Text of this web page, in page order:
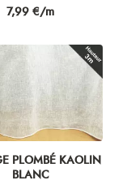
Prix
7,99 €/m
PLOMBÉ KAOLIN
BLANC